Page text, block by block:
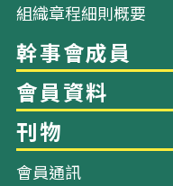
網站地圖
組織章程細則概要
會員通訊